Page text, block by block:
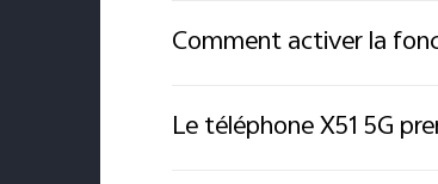
Comment activer la
Le téléphone X51 5G